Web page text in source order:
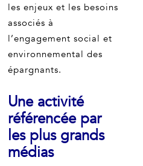
les enjeux et les besoins
associés à
l’engagement social et
environnemental des
épargnants.
Une activité
référencée par
les plus grands
médias